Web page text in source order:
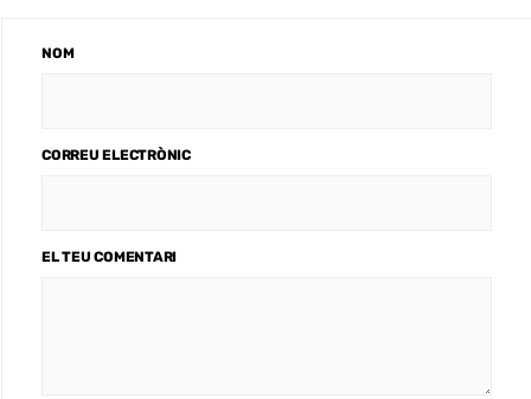
NOM
CORREU ELECTRÒNIC
EL TEU COMENTARI